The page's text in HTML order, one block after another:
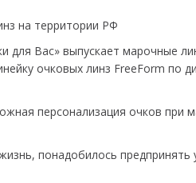
на территории РФ
Вас» выпускает марочные
очковых линз FreeForm по
персонализация очков при
понадобилось